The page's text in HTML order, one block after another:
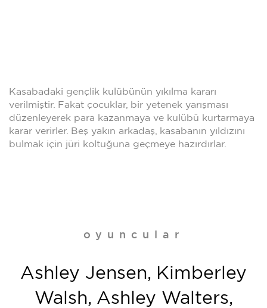
Kasabadaki gençlik kulübünün yıkılma kararı
verilmiştir. Fakat çocuklar, bir yetenek yarışması
düzenleyerek para kazanmaya ve kulübü kurtarmaya
karar verirler. Beş yakın arkadaş, kasabanın yıldızını
bulmak için jüri koltuğuna geçmeye hazırdırlar.
oyuncular
Ashley Jensen, Kimberley
Walsh, Ashley Walters,